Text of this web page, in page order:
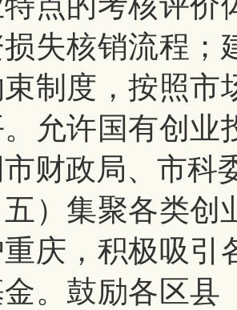
损失核销流程；
制度，按照市
允许国有创业
市财政局、市科
五）集聚各类
重庆，积极吸引
。鼓励各区县